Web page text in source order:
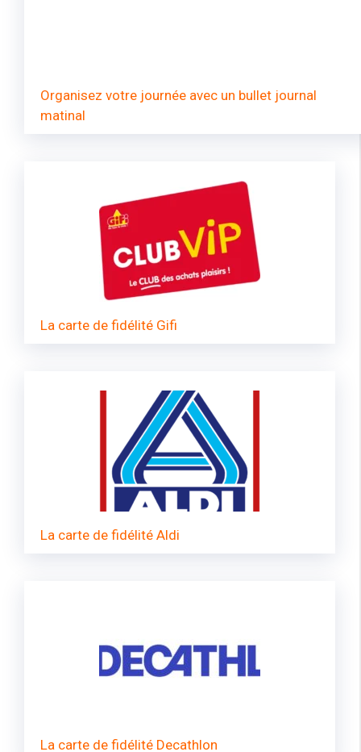
Organisez votre journée avec un bullet journal
matinal
La carte de fidélité Gifi
La carte de fidélité Aldi
La carte de fidélité Decathlon